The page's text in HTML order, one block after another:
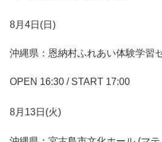
8⽉4⽇(日)
沖縄県：恩納村ふれあい体験学習
OPEN 16:30 / START 17:00
8⽉13⽇(火)